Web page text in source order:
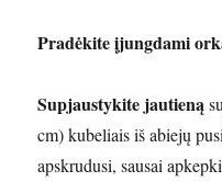
Pradėkite įjungdami
Supjaustykite jautieną
cm) kubeliais iš abiejų
apskrudusi, sausai